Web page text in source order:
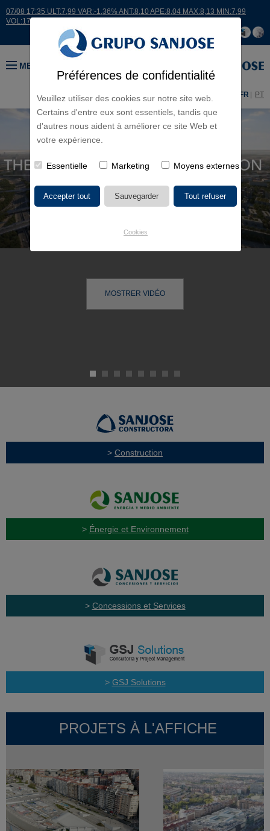
Préférences de confidentialité
Veuillez utiliser des cookies sur notre site web.
Certains d'entre eux sont essentiels, tandis que
d'autres nous aident à améliorer ce site Web et
votre expérience.
Essentielle Marketing Moyens externes
Cookies
07/08 17:35 ULT:7,99 VAR:-1,36% ANT:8,10 APE:8,04 MAX:8,13 MIN:7,99
VOL:17664
MENU
ES FR PT
MOSTRER VIDÉO
> Construction
> Énergie et Environnement
> Concessions et Services
> GSJ Solutions
PROJETS À L'AFFICHE